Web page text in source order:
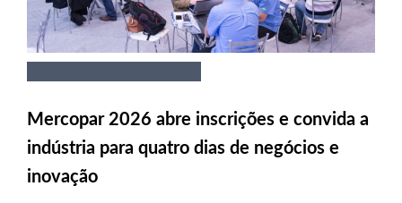
Mercopar 2026 abre inscrições e convida a
indústria para quatro dias de negócios e
inovação